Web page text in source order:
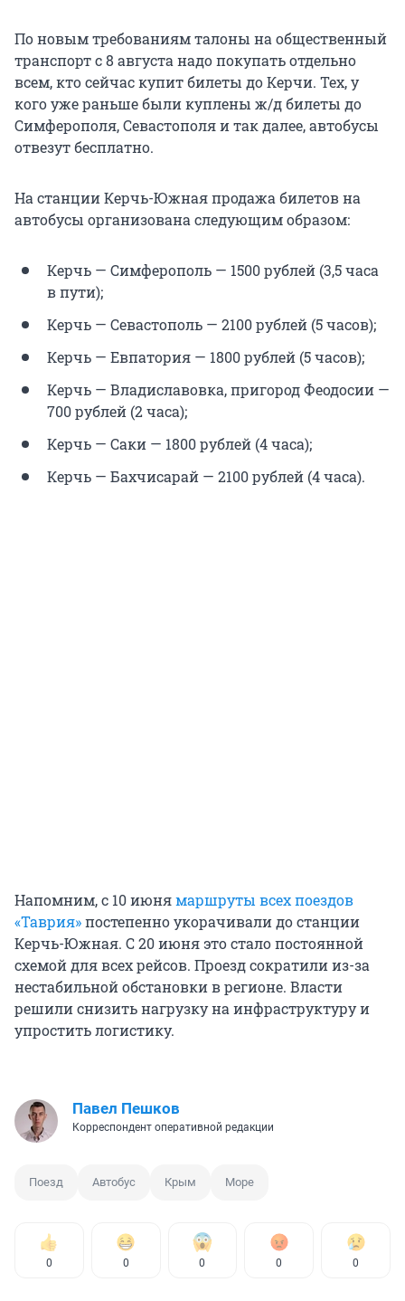
По новым требованиям талоны на общественный
транспорт с 8 августа надо покупать отдельно
всем, кто сейчас купит билеты до Керчи. Тех, у
кого уже раньше были куплены ж/дбилеты до
Симферополя, Севастополя и так далее, автобусы
отвезут бесплатно.
На станции Керчь-Южная продажа билетов на
автобусы организована следующим образом:
Керчь — Симферополь — 1500 рублей (3,5 часа
в пути);
Керчь — Севастополь — 2100 рублей (5 часов);
Керчь — Евпатория — 1800 рублей (5 часов);
Керчь — Владиславовка, пригород Феодосии —
700 рублей (2 часа);
Керчь — Саки — 1800 рублей (4 часа);
Керчь — Бахчисарай — 2100 рублей (4 часа).
Напомним, с 10 июнямаршруты всех поездов
«Таврия»постепенно укорачивали до станции
Керчь-Южная. С 20 июня это стало постоянной
схемой для всех рейсов. Проезд сократили из-за
нестабильной обстановки в регионе. Власти
решили снизить нагрузку на инфраструктуру и
упростить логистику.
Павел Пешков
Корреспондент оперативной редакции
Поезд Автобус Крым Море
0 0 0 0 0